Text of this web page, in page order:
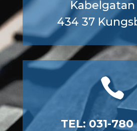
Kabelgatan
434 37

TEL: 031-780